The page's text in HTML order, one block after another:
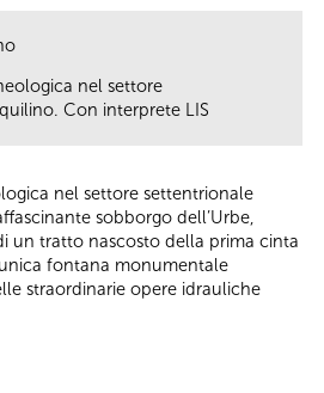
nel settore
Con interprete LIS
nel settore settentrionale
sobborgo dell’Urbe,
un tratto nascosto della prima cinta
fontana monumentale
straordinarie opere idrauliche